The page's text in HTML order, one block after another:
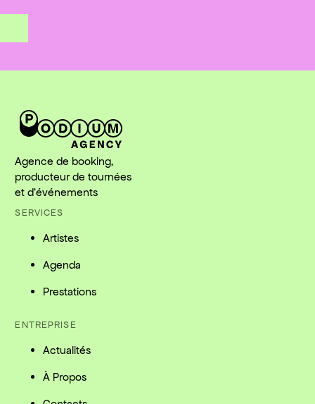
Agence de booking,
producteur de tournées
et d'événements
SERVICES
Artistes
Agenda
Prestations
ENTREPRISE
Actualités
À Propos